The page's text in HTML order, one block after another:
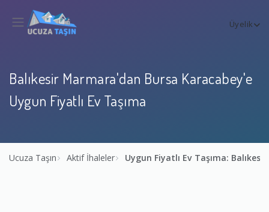
Üyelik
Balıkesir Marmara'dan Bursa Karacabey'e
Uygun Fiyatlı Ev Taşıma
Ucuza Taşın Aktif İhaleler Uygun Fiyatlı Ev Taşıma: